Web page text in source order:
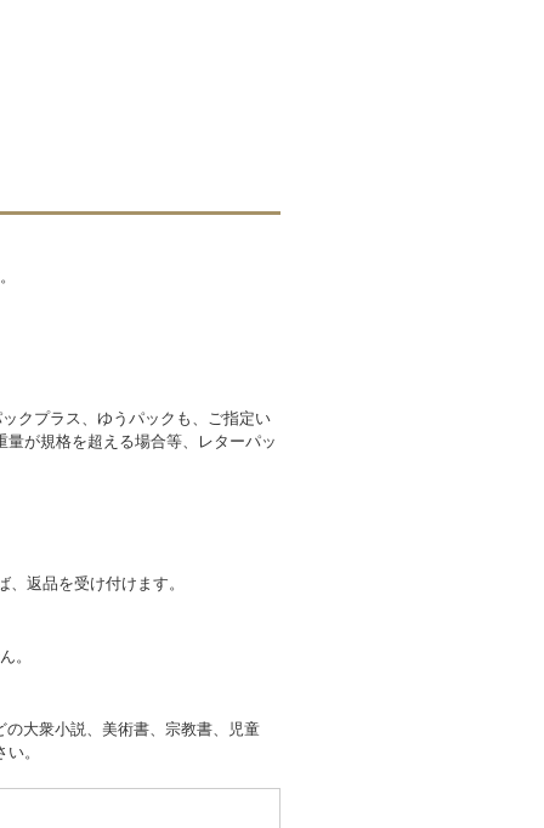
クプラス、ゆうパックも、ご指定い
が規格を超える場合等、レターパッ
返品を受け付けます。
。
大衆小説、美術書、宗教書、児童
。